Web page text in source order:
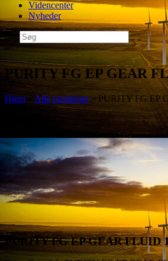
Videncenter
Nyheder
Søg
×
PURITY FG EP GEAR
Hjem » Alle produkter» PURITY FG EP
PURITY FG EP GEAR FLUID